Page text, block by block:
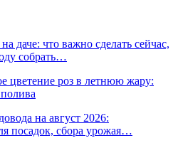
даче: что важно сделать сейчас,
собрать…
цветение роз в летнюю жару:
на август 2026:
посадок, сбора урожая…